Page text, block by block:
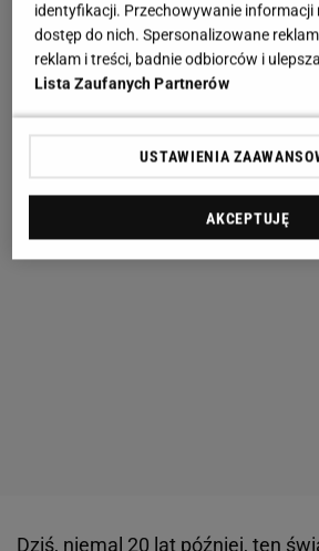
Dziś, niemal 20 lat później, ten
identyfikacji. Przechowywanie informacji
dostęp do nich. Spersonalizowane
reklam i treści, badnie odbiorców i
Lista Zaufanych Partnerów
USTAWIENIA
AKCEPTUJĘ